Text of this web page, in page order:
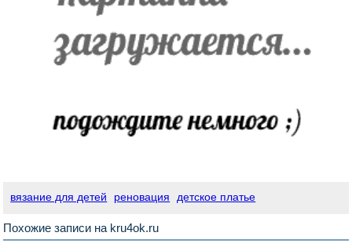
вязание для детей реновация детское платье
Похожие записи на kru4ok.ru